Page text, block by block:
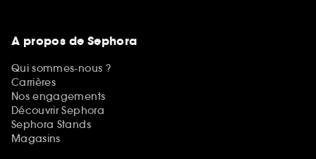
A propos de Sephora
Qui sommes-nous ?
Carrières
Nos engagements
Découvrir Sephora
Sephora Stands
Magasins